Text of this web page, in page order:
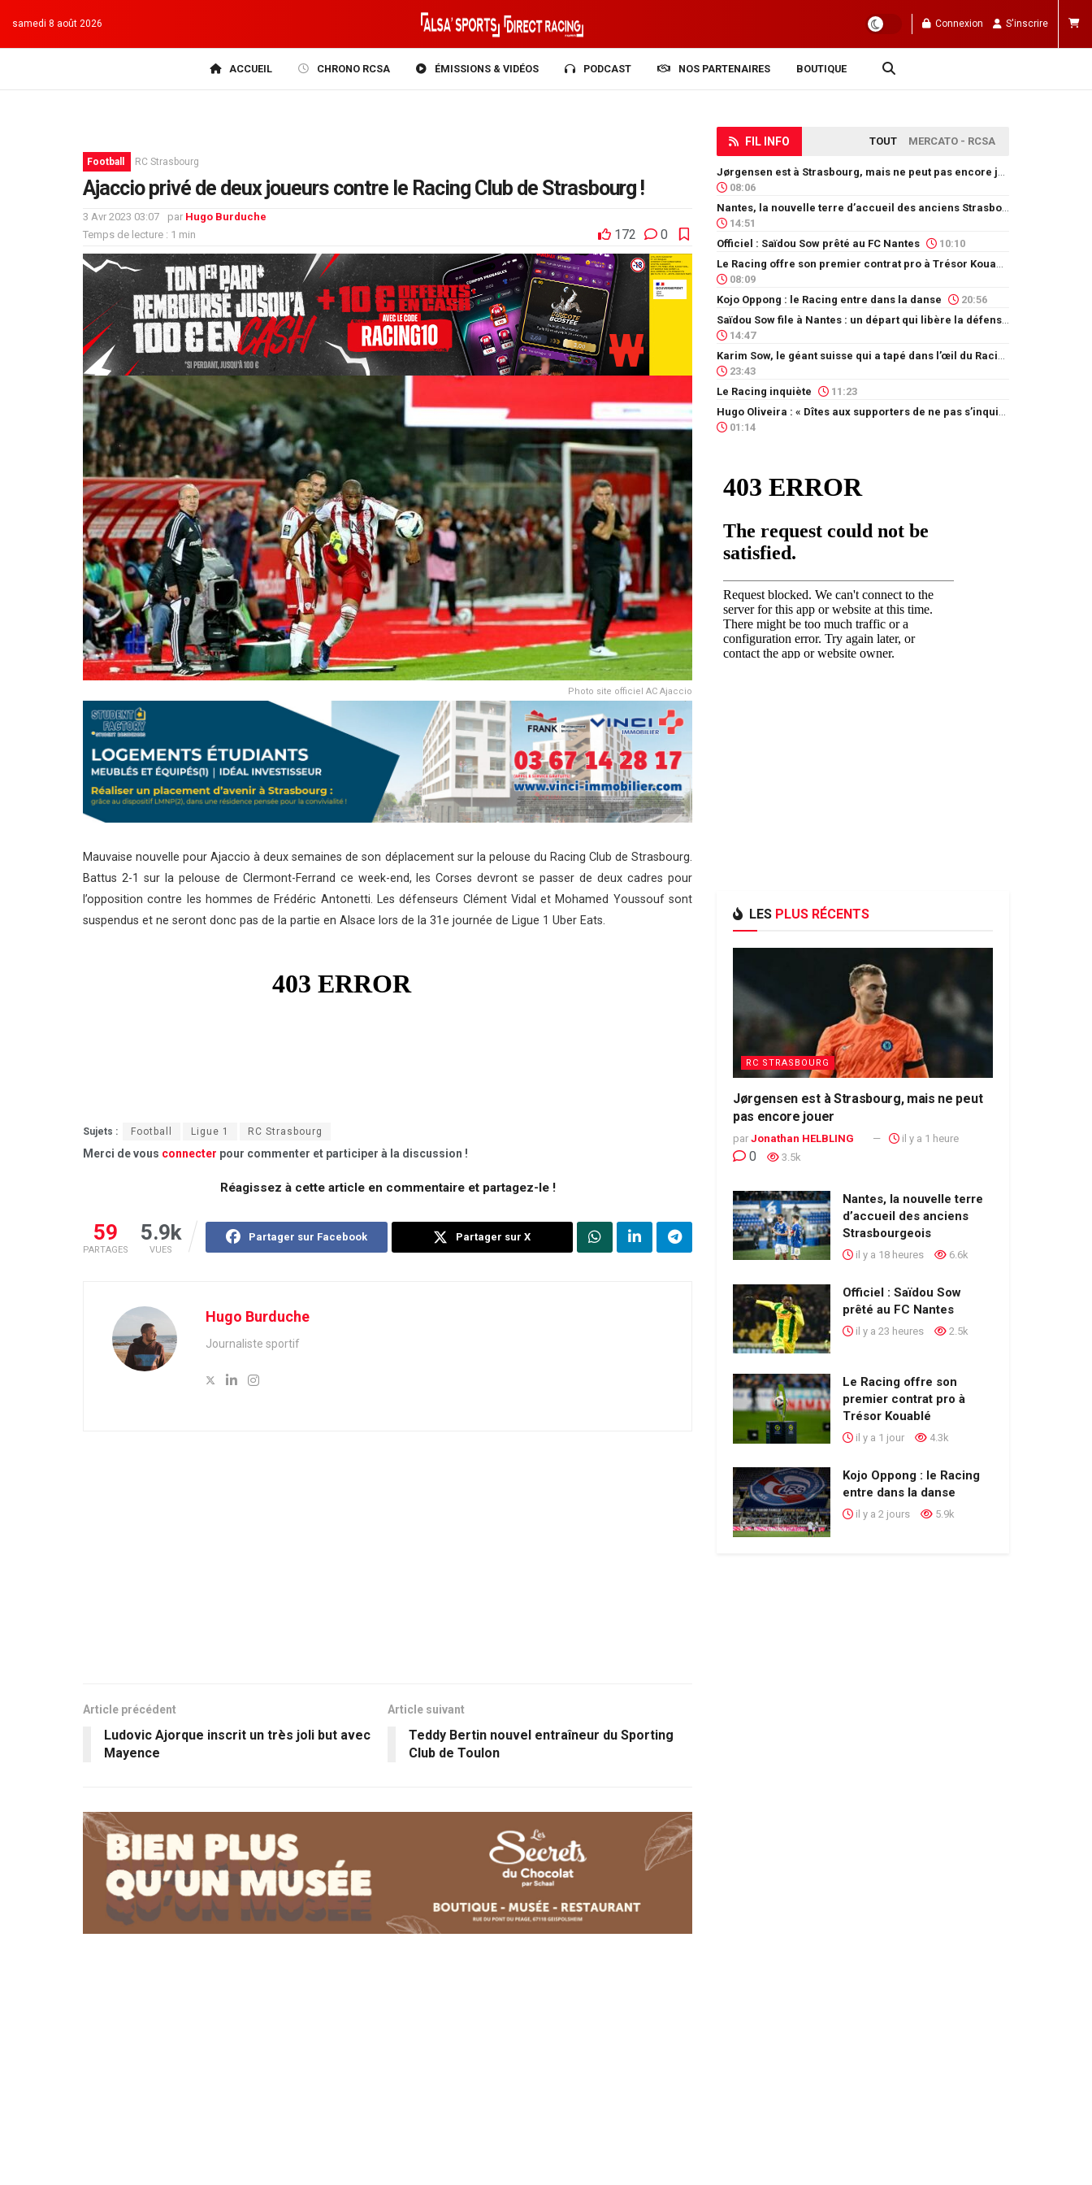
samedi 8 août 2026 Connexion S'inscrire
ACCUEIL CHRONO RCSA ÉMISSIONS & VIDÉOS PODCAST NOS PARTENAIRES BOUTIQUE
Football RC Strasbourg
Ajaccio privé de deux joueurs contre le Racing Club de Strasbourg !
3 Avr 2023 03:07 par Hugo Burduche
Temps de lecture : 1 min
172 0
Photo site officiel AC Ajaccio
Mauvaise nouvelle pour Ajaccio à deux semaines de son déplacement sur la pelouse du Racing Club de Strasbourg.
Battus 2-1 sur la pelouse de Clermont-Ferrand ce week-end, les Corses devront se passer de deux cadres pour
l’opposition contre les hommes de Frédéric Antonetti. Les défenseurs Clément Vidal et Mohamed Youssouf sont
suspendus et ne seront donc pas de la partie en Alsace lors de la 31e journée de Ligue 1 Uber Eats.
Sujets : Football Ligue 1 RC Strasbourg
Merci de vous connecter pour commenter et participer à la discussion !
Réagissez à cette article en commentaire et partagez-le !
59
PARTAGES
5.9k
VUES
Partager sur Facebook Partager sur X
Hugo Burduche
Journaliste sportif
Article précédent
Ludovic Ajorque inscrit un très joli but avec
Mayence
Article suivant
Teddy Bertin nouvel entraîneur du Sporting
Club de Toulon
FIL INFO TOUT MERCATO - RCSA
08:06
14:51
Officiel : Saïdou Sow prêté au FC Nantes
10:10
08:09
Kojo Oppong : le Racing entre dans la danse
20:56
14:47
23:43
Le Racing inquiète
11:23
01:14
LES PLUS RÉCENTS
RC STRASBOURG
Jørgensen est à Strasbourg, mais ne peut
pas encore jouer
par Jonathan HELBLING il y a 1 heure
0 3.5k
Nantes, la nouvelle terre
d’accueil des anciens
Strasbourgeois
il y a 18 heures 6.6k
Officiel : Saïdou Sow
prêté au FC Nantes
il y a 23 heures 2.5k
Le Racing offre son
premier contrat pro à
Trésor Kouablé
il y a 1 jour 4.3k
Kojo Oppong : le Racing
entre dans la danse
il y a 2 jours 5.9k